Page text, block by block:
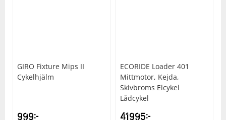
GIRO Fixture Mips II
Cykelhjälm
999kr
ECORIDE Loader 401
Mittmotor, Kejda,
Skivbroms Elcykel
Lådcykel
41995kr